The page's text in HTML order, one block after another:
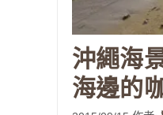
沖繩海
海邊的